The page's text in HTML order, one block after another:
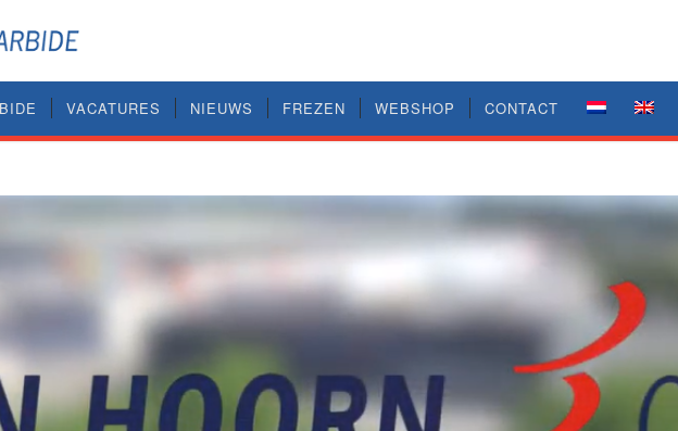
VACATURES NIEUWS FREZEN WEBSHOP CONTACT